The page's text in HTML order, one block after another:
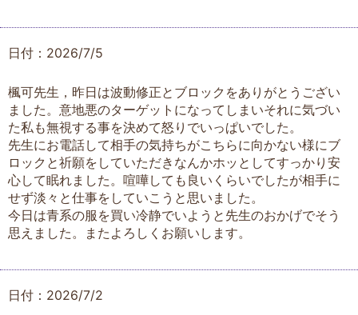
日付：2026/7/5
楓可先生，昨日は波動修正とブロックをありがとうござい
ました。意地悪のターゲットになってしまいそれに気づい
た私も無視する事を決めて怒りでいっぱいでした。
先生にお電話して相手の気持ちがこちらに向かない様にブ
ロックと祈願をしていただきなんかホッとしてすっかり安
心して眠れました。喧嘩しても良いくらいでしたが相手に
せず淡々と仕事をしていこうと思いました。
今日は青系の服を買い冷静でいようと先生のおかげでそう
思えました。またよろしくお願いします。
日付：2026/7/2